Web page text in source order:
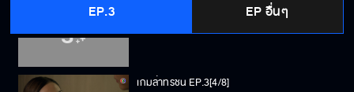
EP.3 EP อื่นๆ
เกมล่าทรชน EP.3[4/8]